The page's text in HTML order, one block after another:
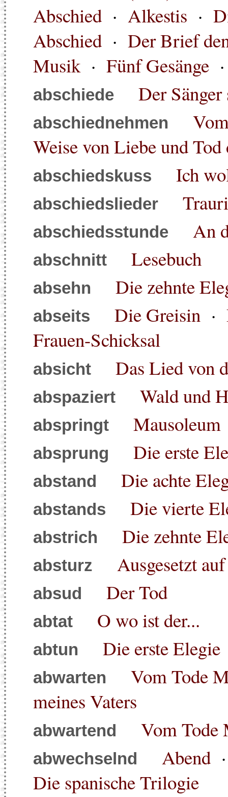
Abschied · Alkestis ·
Abschied · Der Brief
Musik· Fünf Gesänge
abschiede Der
abschiednehmen
Weise von Liebe und
abschiedskuss Ich
abschiedslieder
abschiedsstunde An
abschnitt Lesebuch
absehn Die zehnte
abseits Die Greisin ·
Frauen-Schicksal
absicht Das Lied von
abspaziert Wald und
abspringt Mausoleum
absprung Die erste
abstand Die achte
abstands Die vierte
abstrich Die zehnte
absturz Ausgesetzt
absud Der Tod
abtat O wo ist der...
abtun Die erste Elegie
abwarten
Vom Tode
meines Vaters
abwartend Vom Tode
abwechselnd Abend
Die spanische Trilogie